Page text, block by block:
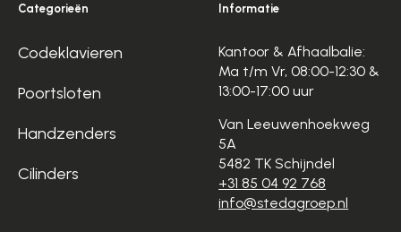
Categorieën
Codeklavieren
Poortsloten
Handzenders
Cilinders
Informatie
Kantoor & Afhaalbalie:
Ma t/m Vr, 08:00-12:30 &
13:00-17:00 uur
Van Leeuwenhoekweg
5A
5482 TK Schijndel
+31 85 04 92 768
info@stedagroep.nl